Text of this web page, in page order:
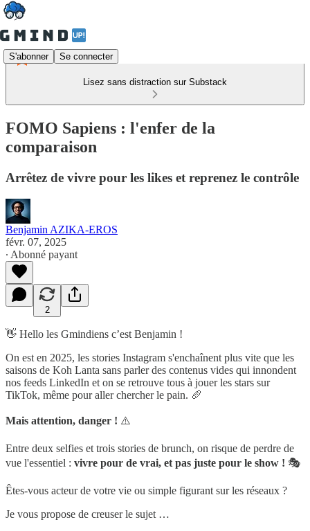
S'abonner Se connecter
Lisez sans distraction sur Substack
FOMO Sapiens : l'enfer de la
comparaison
Arrêtez de vivre pour les likes et reprenez le contrôle
Benjamin AZIKA-EROS
févr. 07, 2025
∙ Abonné payant
2
👋 Hello les Gmindiens c’est Benjamin !
On est en 2025, les stories Instagram s'enchaînent plus vite que les
saisons de Koh Lanta sans parler des contenus vides qui innondent
nos feeds LinkedIn et on se retrouve tous à jouer les stars sur
TikTok, même pour aller chercher le pain. 🥖
Mais attention, danger ! ⚠️
Entre deux selfies et trois stories de brunch, on risque de perdre de
vue l'essentiel : vivre pour de vrai, et pas juste pour le show ! 🎭
Êtes-vous acteur de votre vie ou simple figurant sur les réseaux ?
Je vous propose de creuser le sujet …